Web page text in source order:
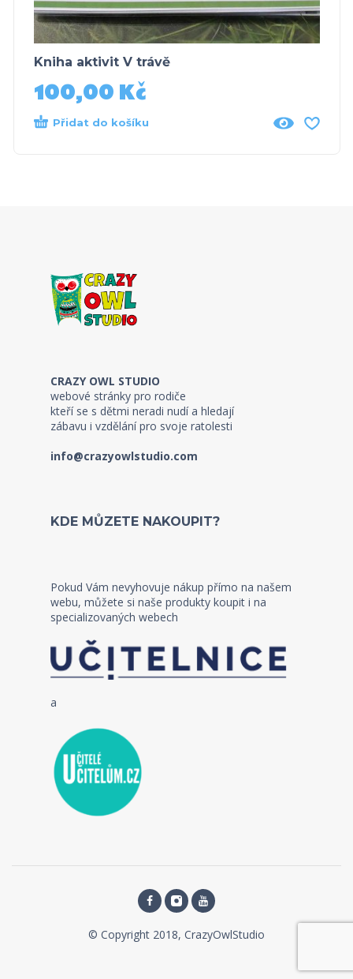
Kniha aktivit V trávě
100,00 Kč
Přidat do košíku
CRAZY OWL STUDIO
webové stránky pro rodiče
kteří se s dětmi neradi nudí a hledají
zábavu i vzdělání pro svoje ratolesti
info@crazyowlstudio.com
KDE MŮZETE NAKOUPIT?
Pokud Vám nevyhovuje nákup přímo na našem
webu, můžete si naše produkty koupit i na
specializovaných webech
a
© Copyright 2018, CrazyOwlStudio